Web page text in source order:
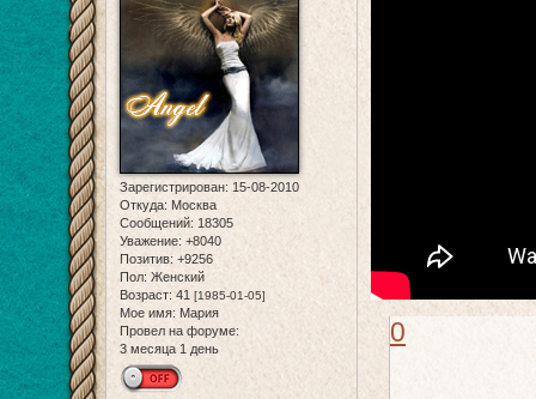
Зарегистрирован: 15-08-2010
Откуда: Москва
Сообщений: 18305
Уважение: +8040
Позитив: +9256
Пол: Женский
Возраст:41 [1985-01-05]
Мое имя: Мария
Провел на форуме:
3 месяца 1 день
0